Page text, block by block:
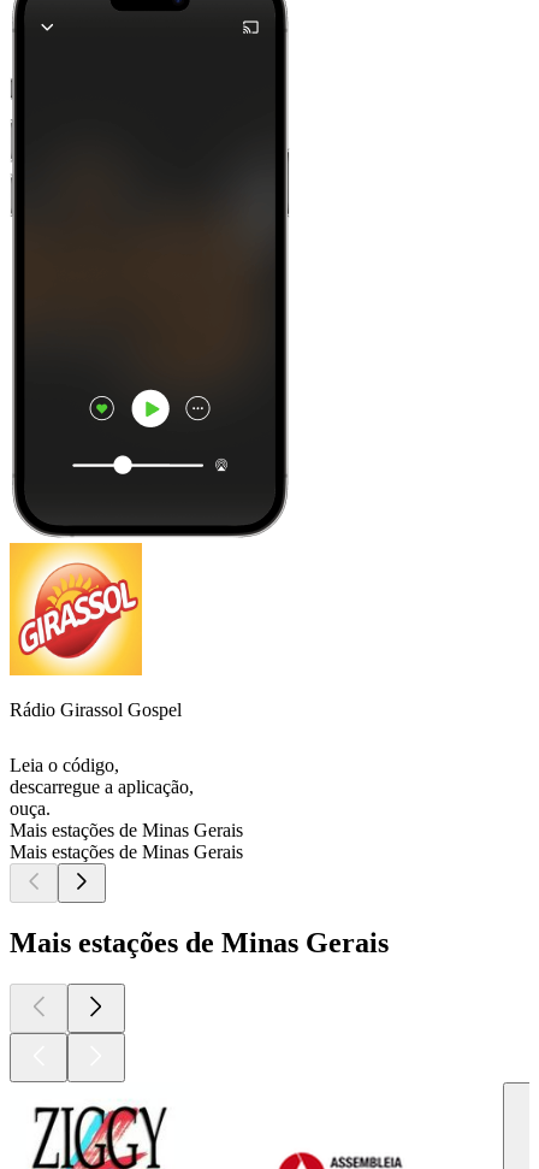
Rádio Girassol Gospel
Leia o código,
descarregue a aplicação,
ouça.
Mais estações de Minas Gerais
Mais estações de Minas Gerais
Mais estações de Minas Gerais